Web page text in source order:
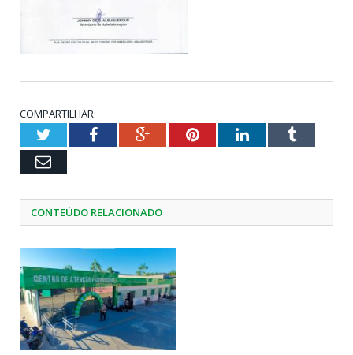
COMPARTILHAR:
TwitterFacebookGoogle+PinterestLinkedInTumblr
Email
CONTEÚDO RELACIONADO